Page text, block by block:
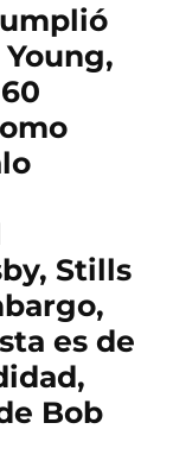
Stills
es de
Bob